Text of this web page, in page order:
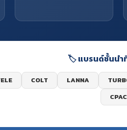
🏷️ แบรนด์ชั้นนำ
COLT LANNA
CPAC